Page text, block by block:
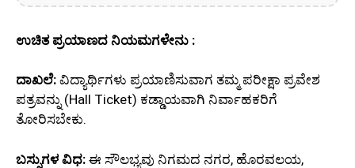
ಉಚಿತ ಪ್ರಯಾಣದ ನಿಯಮಗಳೇನು :
ದಾಖಲೆ: ವಿದ್ಯಾರ್ಥಿಗಳು ಪ್ರಯಾಣಿಸುವಾಗ ತಮ್ಮ ಪರೀಕ್ಷಾ ಪ್ರವೇಶ
ಪತ್ರವನ್ನು (Hall Ticket) ಕಡ್ಡಾಯವಾಗಿ ನಿರ್ವಾಹಕರಿಗೆ
ತೋರಿಸಬೇಕು.
ಬಸ್ಸುಗಳ ವಿಧ: ಈ ಸೌಲಭ್ಯವು ನಿಗಮದ ನಗರ, ಹೊರವಲಯ,